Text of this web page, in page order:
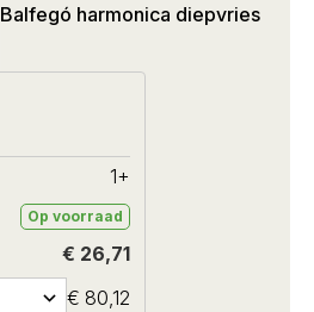
Balfegó harmonica diepvries
1+
Op voorraad
€ 26,71
€ 80,12